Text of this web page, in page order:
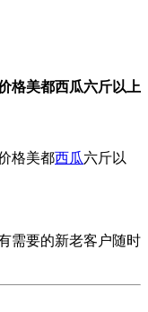
格美都西瓜六斤以上
格美都西瓜六斤以
需要的新老客户随时